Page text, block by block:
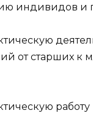
индивидов и
от старших к